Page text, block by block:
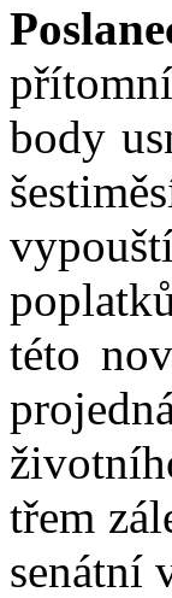
body
této
třem
senátní